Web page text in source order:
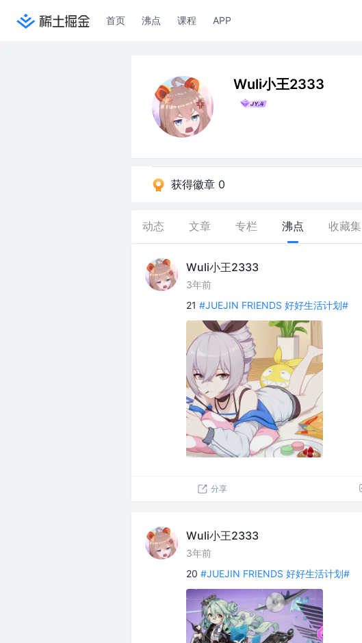
首页 沸点 课程 APP
Wuli小王2333
获得徽章 0
动态 文章 专栏 沸点 收藏集
Wuli小王2333
3年前
21 #JUEJIN FRIENDS 好好生活计划#
分享
Wuli小王2333
3年前
20 #JUEJIN FRIENDS 好好生活计划#